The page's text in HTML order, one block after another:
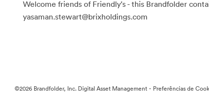
Welcome friends of Friendly's - this Brandfolder
yasaman.stewart@brixholdings.com
©2026 Brandfolder, Inc. Digital Asset Management · Preferências de